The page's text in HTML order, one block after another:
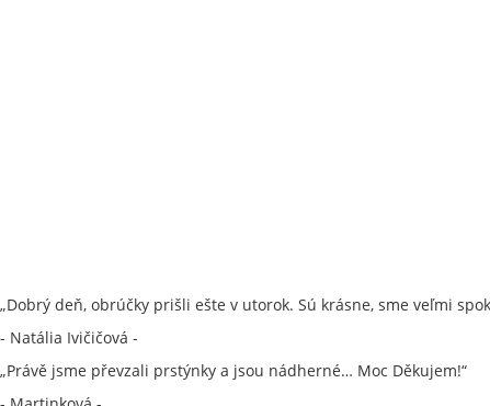
„Dobrý deň, obrúčky prišli ešte v utorok. Sú krásne, sme veľmi
- Natália Ivičičová -
„Právě jsme převzali prstýnky a jsou nádherné… Moc Děkujem!“